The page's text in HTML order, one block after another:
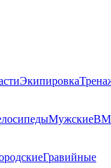
Экипировка
Мужские
Гравийные